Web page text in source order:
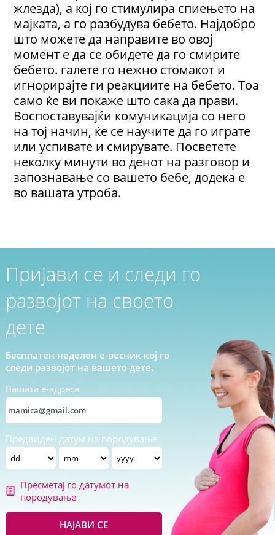
жлезда), а кој го стимулира спиењето на
мајката, а го разбудува бебето. Најдобро
што можете да направите во овој
момент е да се обидете да го смирите
бебето. галете го нежно стомакот и
игнорирајте ги реакциите на бебето. Тоа
само ќе ви покаже што сака да прави.
Воспоставувајќи комуникација со него
на тој начин, ќе се научите да го играте
или успивате и смирувате. Посветете
неколку минути во денот на разговор и
запознавање со вашето бебе, додека е
во вашата утроба.
Пријави се и следи го
развојот на своето
дете
Бесплатен неделен е-весник кој го
следи развојот на вашето дете.
Вашата е-адреса
Предвиден датум на породување
Пресметај го датумот на
породување
НАЈАВИ СЕ